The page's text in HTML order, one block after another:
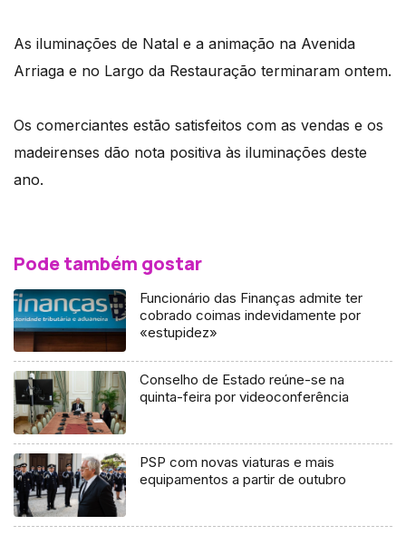
As iluminações de Natal e a animação na Avenida
Arriaga e no Largo da Restauração terminaram ontem.
Os comerciantes estão satisfeitos com as vendas e os
madeirenses dão nota positiva às iluminações deste
ano.
Pode também gostar
Funcionário das Finanças admite ter
cobrado coimas indevidamente por
«estupidez»
Conselho de Estado reúne-se na
quinta-feira por videoconferência
PSP com novas viaturas e mais
equipamentos a partir de outubro